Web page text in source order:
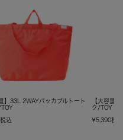
】33L 2WAYパッカブルトート
税込
【大容量
ク/TOY
¥5,390税込